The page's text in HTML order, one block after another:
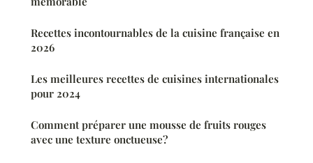
Recettes incontournables de la cuisine française en
2026
Les meilleures recettes de cuisines internationales
pour 2024
Comment préparer une mousse de fruits rouges
avec une texture onctueuse?